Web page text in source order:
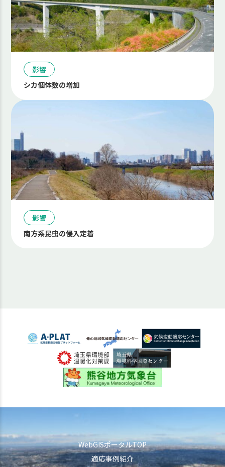
影響
シカ個体数の増加
影響
南方系昆虫の侵入定着
WebGISポータルTOP
適応事例紹介